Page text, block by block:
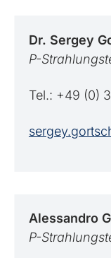
Dr. Sergey
P-
Tel.: +49 (0)
Alessandro
P-